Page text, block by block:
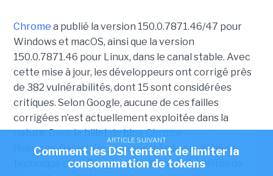
Chrome a publié la version 150.0.7871.46/47 pour
Windows et macOS, ainsi que la version
150.0.7871.46 pour Linux, dans le canal stable. Avec
cette mise à jour, les développeurs ont corrigé près
de 382 vulnérabilités, dont 15 sont considérées
critiques. Selon Google, aucune de ces failles
corrigées n’est actuellement exploitée dans la
nature. Dans le billet de blogChrome
Releases,Daniel Yip, responsable de programme
technique chez Google, liste 382 vulnérabilités de
ARTICLE SUIVANT
Comment les DSI tentent de limiter la
consommation de tokens